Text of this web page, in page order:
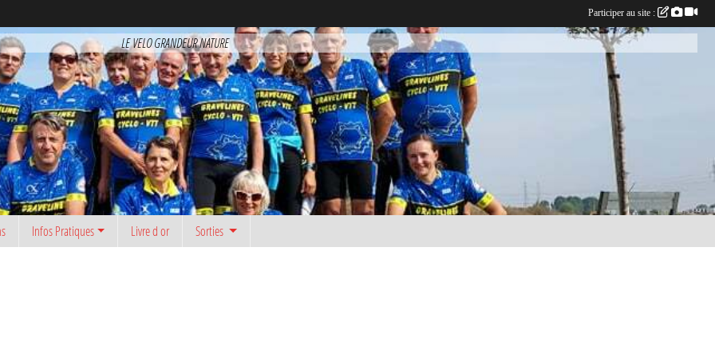
LE VELO GRANDEUR NATURE
Infos Pratiques Livre d or Sorties
Participer au site :